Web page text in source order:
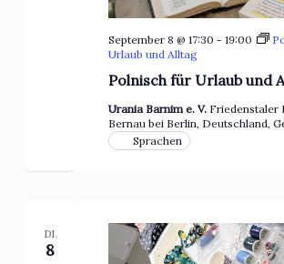
Polnisch für Urlaub und
September 8 @ 17:30 -19:00
Urlaub und Alltag
Urania Barnim e. V. Friedenstaler
Bernau bei Berlin, Deutschland,
Sprachen
DI.
8